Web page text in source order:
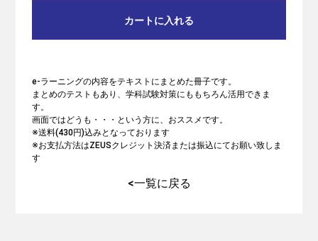
カートに入れる
e-ラーニングの内容をテキストにまとめた冊子です。
まとめのテストもあり、学科試験対策にももちろん活用できま
す。
画面ではどうも・・・という方に、おススメです。
※送料(430円)込みとなっております
※お支払方法はZEUSクレジット決済または振込にてお願い致しま
す
<一覧に戻る